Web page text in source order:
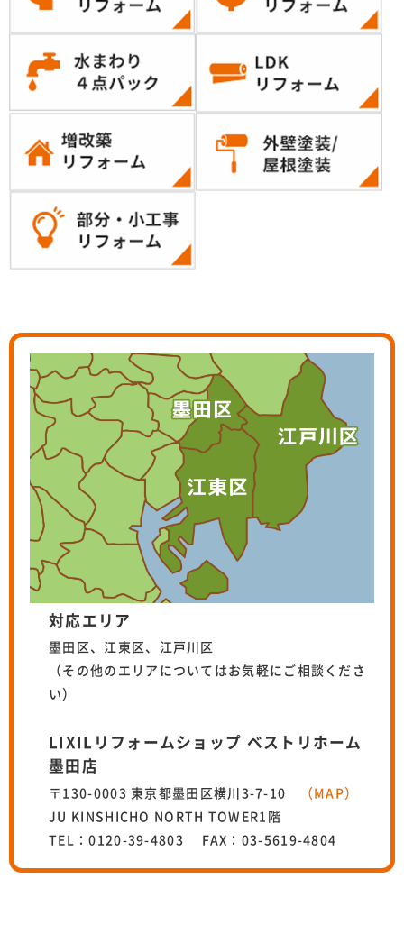
対応エリア
墨田区、江東区、江戸川区
（その他のエリアについてはお気軽にご相談くださ
い）
LIXILリフォームショップ ベストリホーム
墨田店
〒130-0003 東京都墨田区横川3-7-10
（MAP）
JU KINSHICHO NORTH TOWER1階
TEL：0120-39-4803 FAX：03-5619-4804